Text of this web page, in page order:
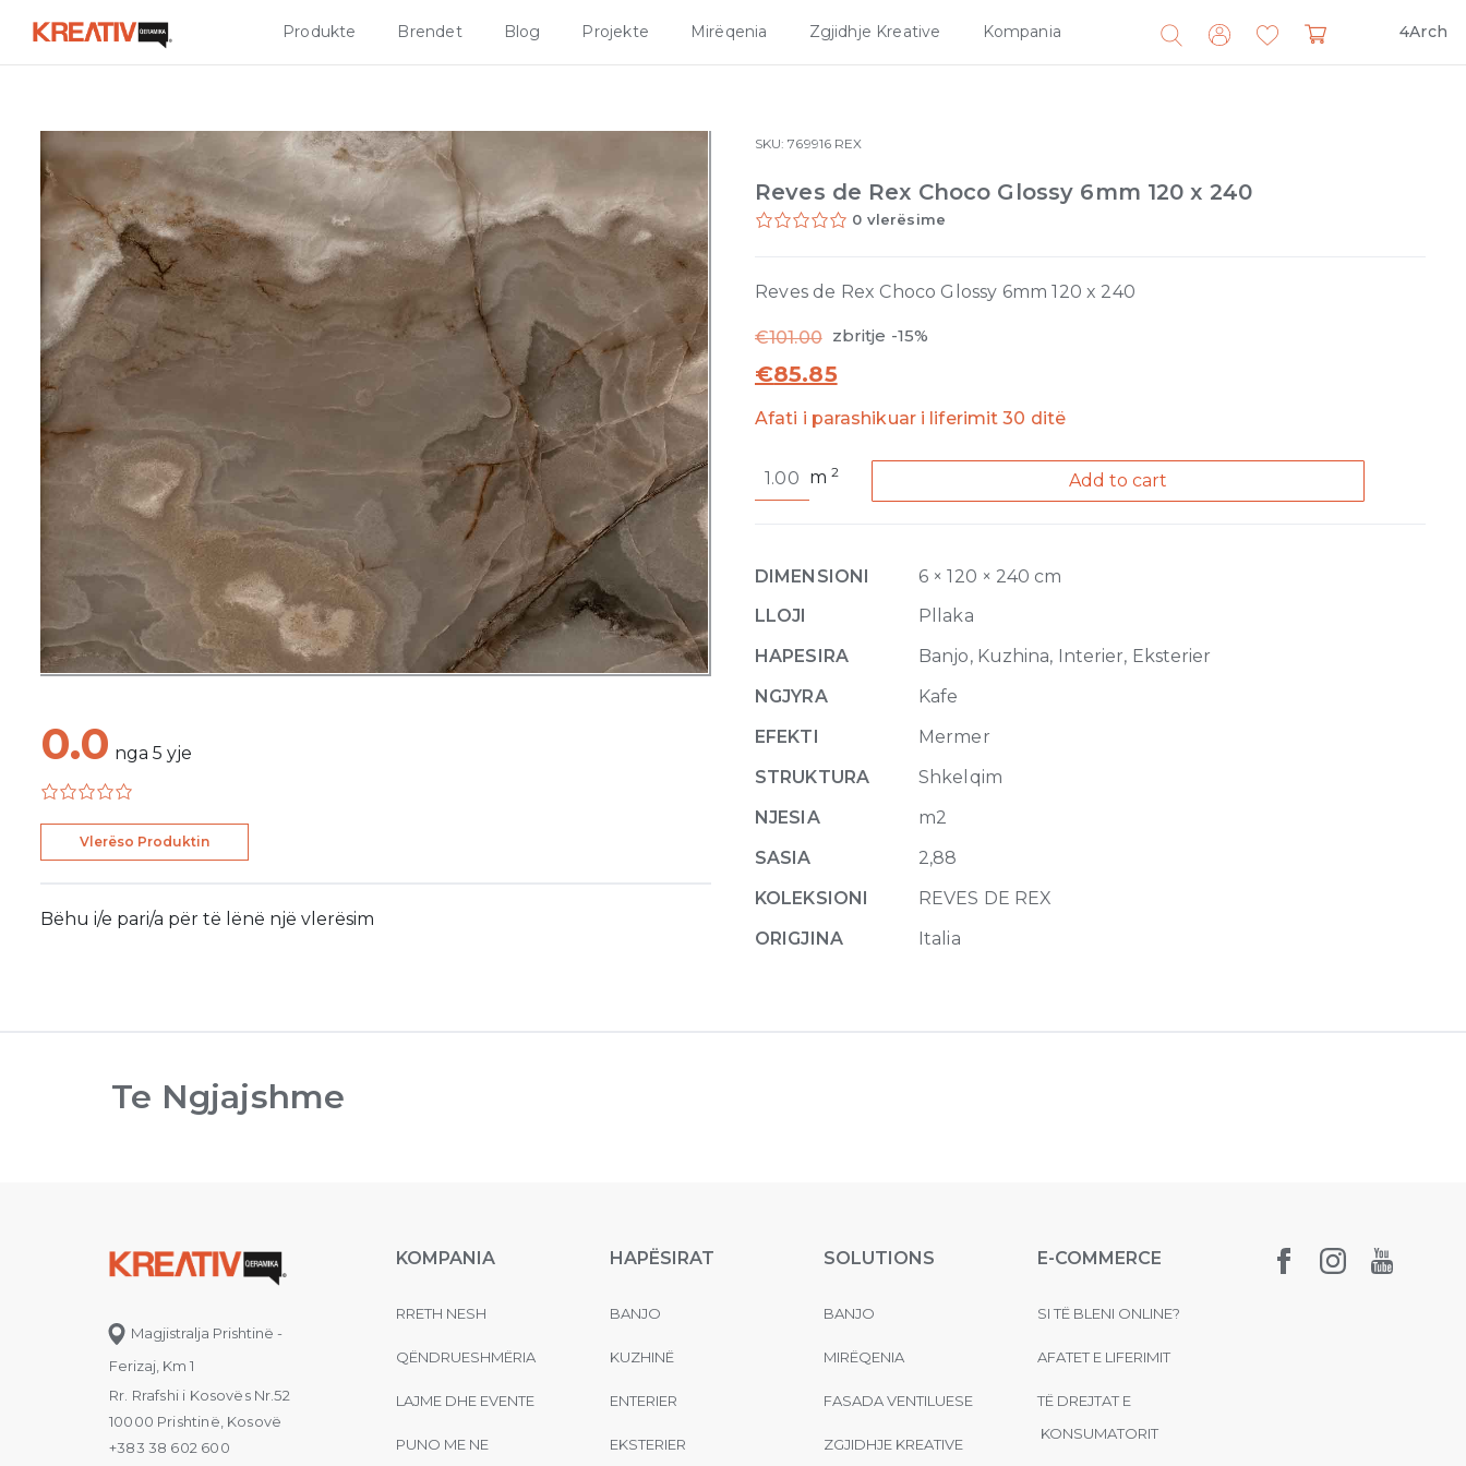
Produkte Brendet Blog Projekte Mirëqenia Zgjidhje Kreative Kompania 4Arch
Search
for:
0.0 nga 5 yje
Vlerëso Produktin
Bëhu i/e pari/a për të lënë një vlerësim
SKU:769916 REX
Reves de Rex Choco Glossy 6mm 120 x 240
0 vlerësime
Reves de Rex Choco Glossy 6mm 120 x 240
€101.00 zbritje -15%
€85.85
Afati i parashikuar i liferimit 30 ditë
de
6mm
120
240
quantity
m2 Add to cart
DIMENSIONI
6 × 120 × 240 cm
LLOJI
Pllaka
HAPESIRA
Banjo, Kuzhina, Interier, Eksterier
NGJYRA
Kafe
EFEKTI
Mermer
STRUKTURA
Shkelqim
NJESIA
m2
SASIA
2,88
KOLEKSIONI
REVES DE REX
ORIGJINA
Italia
Te Ngjajshme
Magjistralja Prishtinë -
Ferizaj, Km 1
Rr. Rrafshi i Kosovës Nr.52
10000 Prishtinë, Kosovë
+383 38 602 600
KOMPANIA
RRETH NESH
QËNDRUESHMËRIA
LAJME DHE EVENTE
PUNO ME NE
HAPËSIRAT
BANJO
KUZHINË
ENTERIER
EKSTERIER
SOLUTIONS
BANJO
MIRËQENIA
FASADA VENTILUESE
ZGJIDHJE KREATIVE
E-COMMERCE
SI TË BLENI ONLINE?
AFATET E LIFERIMIT
TË DREJTAT E
KONSUMATORIT